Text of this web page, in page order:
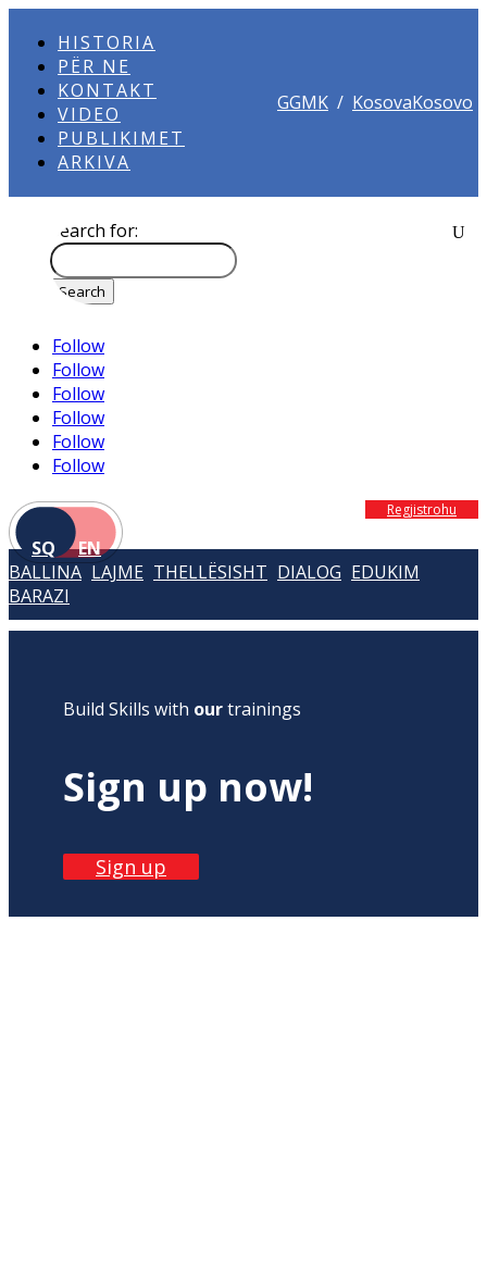
HISTORIA
PËR NE
KONTAKT
VIDEO
PUBLIKIMET
ARKIVA
GGMK / KosovaKosovo
Search for:
Follow
Follow
Follow
Follow
Follow
Follow
SQ EN
Regjistrohu
BALLINA LAJME THELLËSISHT DIALOG EDUKIM
BARAZI
Build Skills with ourtrainings
Sign up now!
Sign up